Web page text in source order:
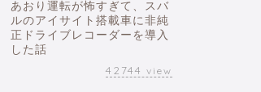
あおり運転が怖すぎて、スバ
ルのアイサイト搭載車に非純
正ドライブレコーダーを導入
した話
42744 view